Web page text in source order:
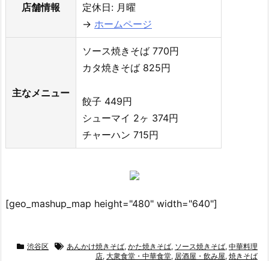
店舗情報
定休日: 月曜
→ ホームページ
主なメニュー
ソース焼きそば 770円
カタ焼きそば 825円
餃子 449円
シューマイ 2ヶ 374円
チャーハン 715円
[geo_mashup_map height="480" width="640"]
渋谷区 あんかけ焼きそば, かた焼きそば, ソース焼きそば, 中華料理
店, 大衆食堂・中華食堂, 居酒屋・飲み屋, 焼きそば